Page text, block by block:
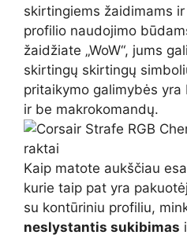
skirtingiems žaidimams
profilio naudojimo
žaidžiate „WoW“, jums
skirtingų skirtingų
pritaikymo galimybės
ir be makrokomandų.
Kaip matote aukščiau
kurie taip pat yra
su kontūriniu profiliu,
neslystantis sukibimas